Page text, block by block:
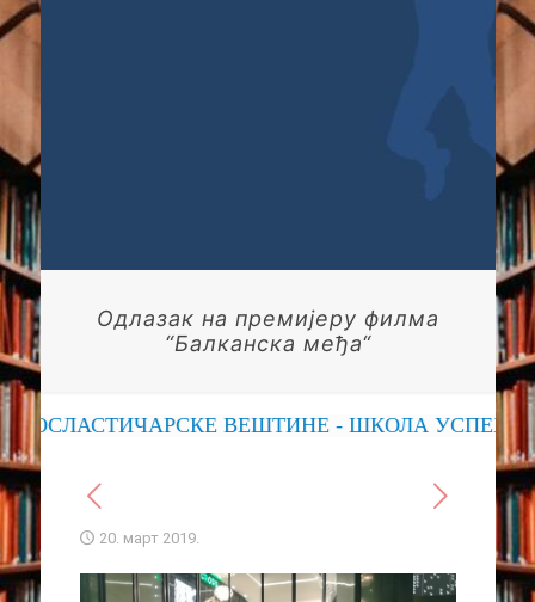
Одлазак на премијеру филма
“Балканска међа“
ВЕШТИНЕ - ШКОЛА УСПЕХА
20. март 2019.